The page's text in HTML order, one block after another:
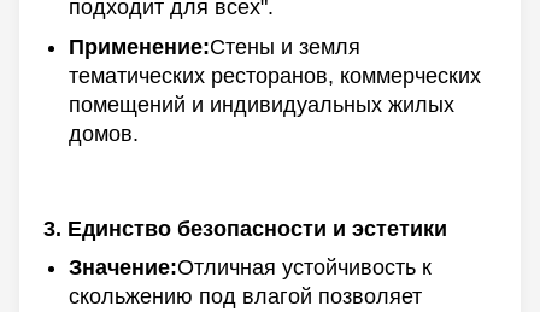
подходит для всех".
Применение:Стены и земля
тематических ресторанов, коммерческих
помещений и индивидуальных жилых
домов.
Единство безопасности и эстетики
Значение:Отличная устойчивость к
скольжению под влагой позволяет